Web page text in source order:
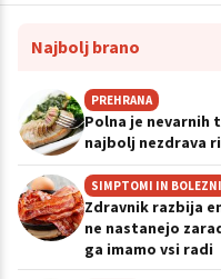
Najbolj brano
PREHRANA
Polna je nevarnih
najbolj nezdrava
SIMPTOMI IN BOLEZNI
Zdravnik razbija
ne nastanejo
ga imamo vsi radi